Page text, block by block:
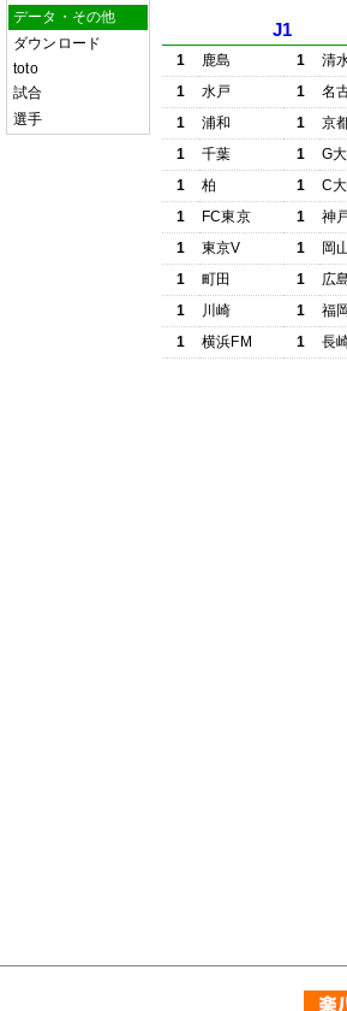
データ・その他
ダウンロード
toto
試合
選手
J1
1 鹿島 1
清
1
水戸 1
名
1
浦和 1
京
1
千葉 1
G
1
柏 1
C
1
FC東京 1
神
1
東京V 1
岡
1
町田 1
広
1
川崎 1
福岡
1
横浜FM 1 長